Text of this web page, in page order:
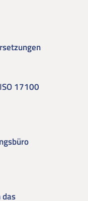
17100
das